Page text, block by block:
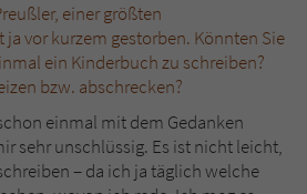
einer größten
vor kurzem gestorben. Könnten Sie
ein Kinderbuch zu schreiben?
bzw. abschrecken?
einmal mit dem Gedanken
sehr unschlüssig. Es ist nicht leicht,
– da ich ja täglich welche